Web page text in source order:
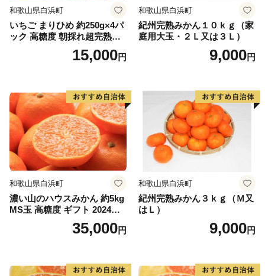
和歌山県白浜町
いちご まりひめ 約250g×4パ
ック 高糖度 朝採れ超完熟ま
りひめ 1月以降発送分
15,000円
和歌山県白浜町
紀州完熟みかん１０ｋｇ（家
庭用大玉・２Ｌ又は３Ｌ）
9,000円
和歌山県白浜町
濃い山のハウスみかん 約5kg
MS玉 高糖度 ギフト 2024年7
35,000円
和歌山県白浜町
紀州完熟みかん３ｋｇ（Ｍ又
はＬ）
9,000円